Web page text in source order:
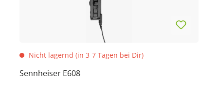
Nicht lagernd (in 3-7 Tagen bei Dir)
Sennheiser E608